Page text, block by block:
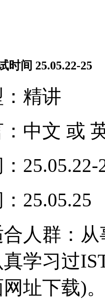
时间 25.05.22-25
精讲
中文 或
25.05.25
人群：
真学习过
址下载)